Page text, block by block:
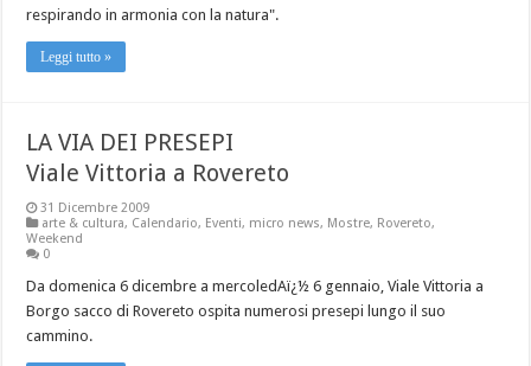
respirando in armonia con la natura".
Leggi tutto »
LA VIA DEI PRESEPI
Viale Vittoria a Rovereto
31 Dicembre 2009
arte & cultura, Calendario, Eventi, micro news, Mostre, Rovereto,
Weekend
0
Da domenica 6 dicembre a mercoledAï¿½ 6 gennaio, Viale Vittoria a
Borgo sacco di Rovereto ospita numerosi presepi lungo il suo
cammino.